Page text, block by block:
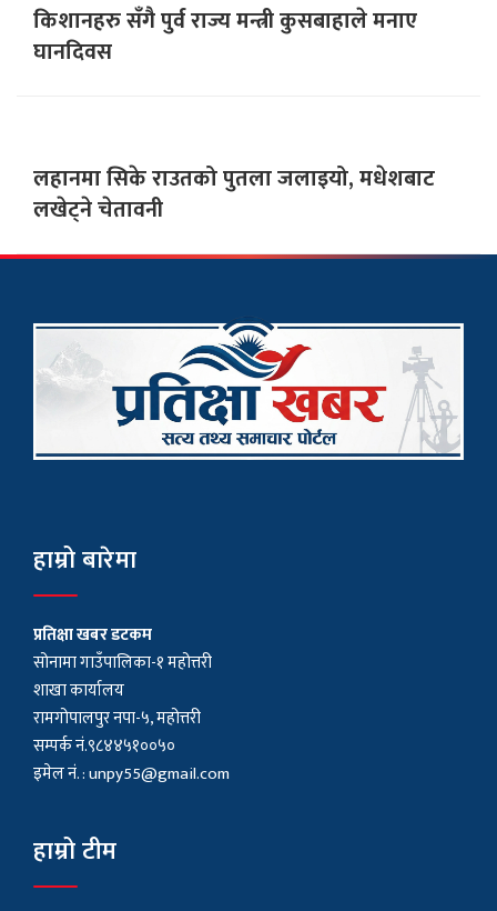
किशानहरु सँगै पुर्व राज्य मन्त्री कुसबाहाले मनाए
घानदिवस
लहानमा सिके राउतको पुतला जलाइयो, मधेशबाट
लखेट्ने चेतावनी
हाम्रो बारेमा
प्रतिक्षा खबर डटकम
सोनामा गाउँपालिका-१ महोत्तरी
शाखा कार्यालय
रामगोपालपुर नपा-५, महोत्तरी
सम्पर्क नं.९८४४५१००५०
इमेल नं. :unpy55@gmail.com
हाम्रो टीम